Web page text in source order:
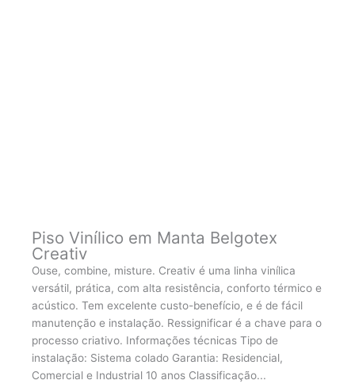
Piso Vinílico em Manta Belgotex
Creativ
Ouse, combine, misture. Creativ é uma linha vinílica
versátil, prática, com alta resistência, conforto térmico e
acústico. Tem excelente custo-benefício, e é de fácil
manutenção e instalação. Ressignificar é a chave para o
processo criativo. Informações técnicas Tipo de
instalação: Sistema colado Garantia: Residencial,
Comercial e Industrial 10 anos Classificação...